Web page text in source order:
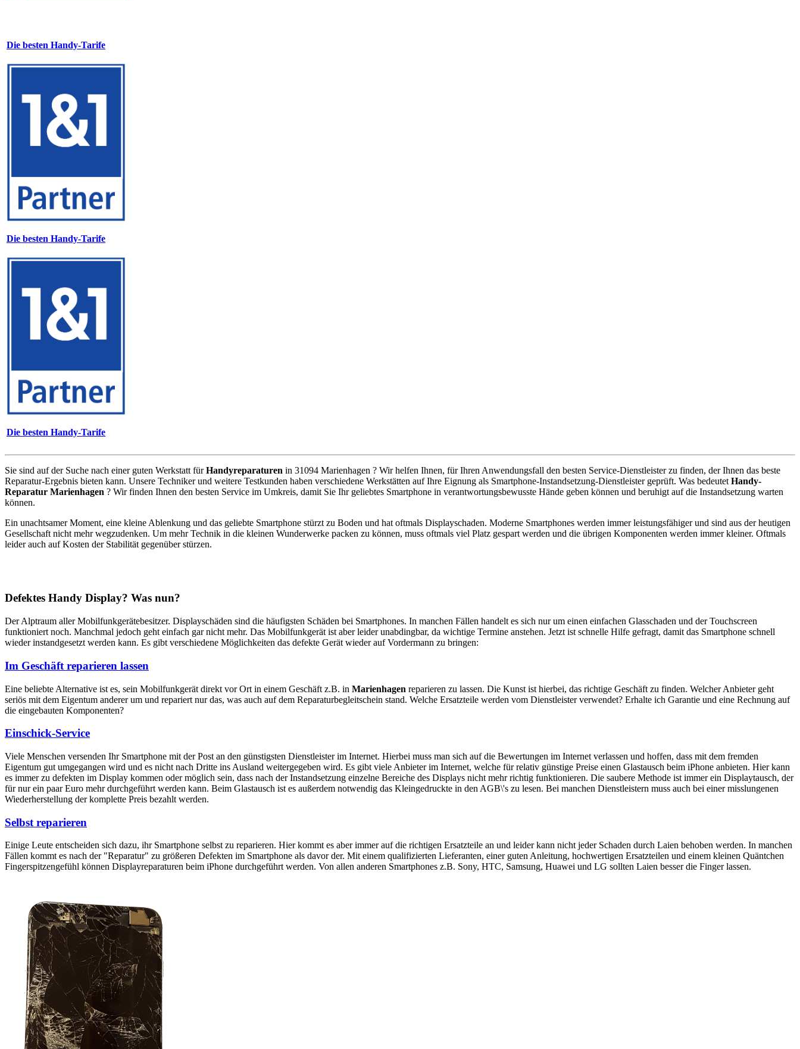
Die besten Handy-Tarife
Die besten Handy-Tarife
Die besten Handy-Tarife
Sie sind auf der Suche nach einer guten Werkstatt fürHandyreparaturen in 31094 Marienhagen ? Wir helfen Ihnen, für Ihren Anwendungsfall den besten Service-Dienstleister zu finden, der Ihnen das beste
Reparatur-Ergebnis bieten kann. Unsere Techniker und weitere Testkunden haben verschiedene Werkstätten auf Ihre Eignung als Smartphone-Instandsetzung-Dienstleister geprüft. Was bedeutet Handy-
Reparatur Marienhagen ? Wir finden Ihnen den besten Service im Umkreis, damit Sie Ihr geliebtes Smartphone in verantwortungsbewusste Hände geben können und beruhigt auf die Instandsetzung warten
können.
Ein unachtsamer Moment, eine kleine Ablenkung und das geliebte Smartphone stürzt zu Boden und hat oftmals Displayschaden. Moderne Smartphones werden immer leistungsfähiger und sind aus der heutigen
Gesellschaft nicht mehr wegzudenken. Um mehr Technik in die kleinen Wunderwerke packen zu können, muss oftmals viel Platz gespart werden und die übrigen Komponenten werden immer kleiner. Oftmals
leider auch auf Kosten der Stabilität gegenüber stürzen.
Defektes Handy Display? Was nun?
Der Alptraum aller Mobilfunkgerätebesitzer. Displayschäden sind die häufigsten Schäden bei Smartphones. In manchen Fällen handelt es sich nur um einen einfachen Glasschaden und der Touchscreen
funktioniert noch. Manchmal jedoch geht einfach gar nicht mehr. Das Mobilfunkgerät ist aber leider unabdingbar, da wichtige Termine anstehen. Jetzt ist schnelle Hilfe gefragt, damit das Smartphone schnell
wieder instandgesetzt werden kann. Es gibt verschiedene Möglichkeiten das defekte Gerät wieder auf Vordermann zu bringen:
Im Geschäft reparieren lassen
Eine beliebte Alternative ist es, sein Mobilfunkgerät direkt vor Ort in einem Geschäft z.B. in Marienhagen reparieren zu lassen. Die Kunst ist hierbei, das richtige Geschäft zu finden. Welcher Anbieter geht
seriös mit dem Eigentum anderer um und repariert nur das, was auch auf dem Reparaturbegleitschein stand. Welche Ersatzteile werden vom Dienstleister verwendet? Erhalte ich Garantie und eine Rechnung auf
die eingebauten Komponenten?
Einschick-Service
Viele Menschen versenden Ihr Smartphone mit der Post an den günstigsten Dienstleister im Internet. Hierbei muss man sich auf die Bewertungen im Internet verlassen und hoffen, dass mit dem fremden
Eigentum gut umgegangen wird und es nicht nach Dritte ins Ausland weitergegeben wird. Es gibt viele Anbieter im Internet, welche für relativ günstige Preise einen Glastausch beim iPhone anbieten. Hier kann
es immer zu defekten im Display kommen oder möglich sein, dass nach der Instandsetzung einzelne Bereiche des Displays nicht mehr richtig funktionieren. Die saubere Methode ist immer ein Displaytausch, der
für nur ein paar Euro mehr durchgeführt werden kann. Beim Glastausch ist es außerdem notwendig das Kleingedruckte in den AGB\'s zu lesen. Bei manchen Dienstleistern muss auch bei einer misslungenen
Wiederherstellung der komplette Preis bezahlt werden.
Selbst reparieren
Einige Leute entscheiden sich dazu, ihr Smartphone selbst zu reparieren. Hier kommt es aber immer auf die richtigen Ersatzteile an und leider kann nicht jeder Schaden durch Laien behoben werden. In manchen
Fällen kommt es nach der "Reparatur" zu größeren Defekten im Smartphone als davor der. Mit einem qualifizierten Lieferanten, einer guten Anleitung, hochwertigen Ersatzteilen und einem kleinen Quäntchen
Fingerspitzengefühl können Displayreparaturen beim iPhone durchgeführt werden. Von allen anderen Smartphones z.B. Sony, HTC, Samsung, Huawei und LG sollten Laien besser die Finger lassen.